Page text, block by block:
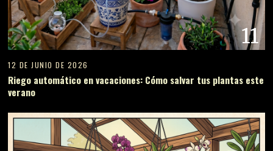
11
12 DE JUNIO DE 2026
Riego automático en vacaciones: Cómo salvar tus plantas este
verano